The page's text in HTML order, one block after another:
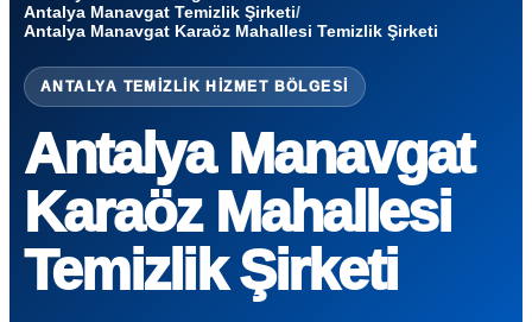
Antalya Manavgat Temizlik Şirketi/
Antalya Manavgat Karaöz Mahallesi Temizlik Şirketi
ANTALYA TEMIZLIK HIZMET BÖLGESI
Antalya Manavgat
Karaöz Mahallesi
Temizlik Şirketi